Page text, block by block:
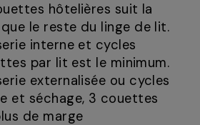
hôtelières suit la
le reste du linge de lit.
interne et cycles
par lit est le minimum.
externalisée ou cycles
et séchage, 3 couettes
de marge